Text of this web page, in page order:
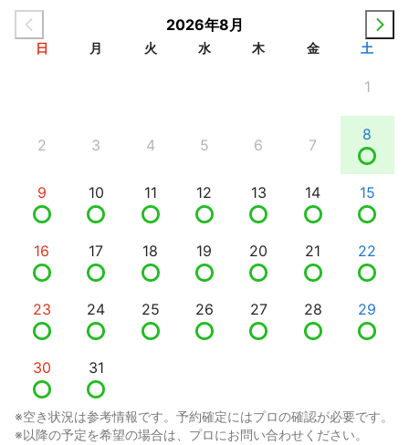
2026年8月
日 月 火 水 木 金 土
1
2 3 4 5 6 7
8
9 10 11 12 13 14 15
16 17 18 19 20 21 22
23 24 25 26 27 28 29
30 31
※空き状況は参考情報です。予約確定にはプロの確認が必要です。
※以降の予定を希望の場合は、プロにお問い合わせください。